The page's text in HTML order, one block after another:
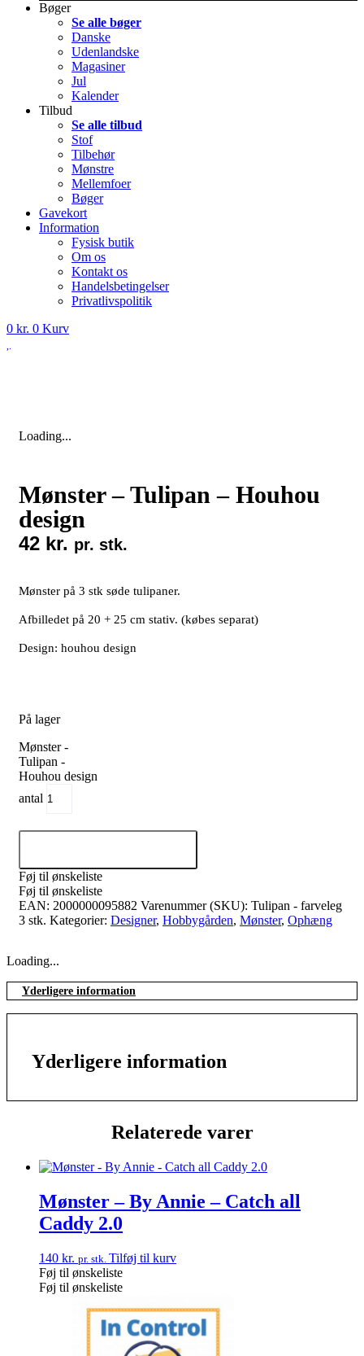
Bøger
Se alle bøger
Danske
Udenlandske
Magasiner
Jul
Kalender
Tilbud
Se alle tilbud
Stof
Tilbehør
Mønstre
Mellemfoer
Bøger
Gavekort
Information
Fysisk butik
Om os
Kontakt os
Handelsbetingelser
Privatlivspolitik
0 kr. 0 Kurv
Loading...
Mønster – Tulipan – Houhou
design
42 kr. pr. stk.
Mønster på 3 stk søde tulipaner.
Afbilledet på 20 + 25 cm stativ. (købes separat)
Design: houhou design
På lager
Mønster -
Tulipan -
Houhou design
antal
Føj til ønskeliste
Føj til ønskeliste
EAN: 2000000095882 Varenummer (SKU): Tulipan - farveleg
3 stk. Kategorier: Designer, Hobbygården, Mønster, Ophæng
Loading...
Yderligere information
Yderligere information
Relaterede varer
Mønster – By Annie – Catch all
Caddy 2.0
140 kr. pr. stk. Tilføj til kurv
Føj til ønskeliste
Føj til ønskeliste